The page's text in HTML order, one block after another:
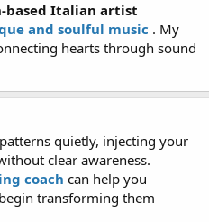
based Italian artist
and soulful music . My
hearts through sound
quietly, injecting your
clear awareness.
coach can help you
transforming them